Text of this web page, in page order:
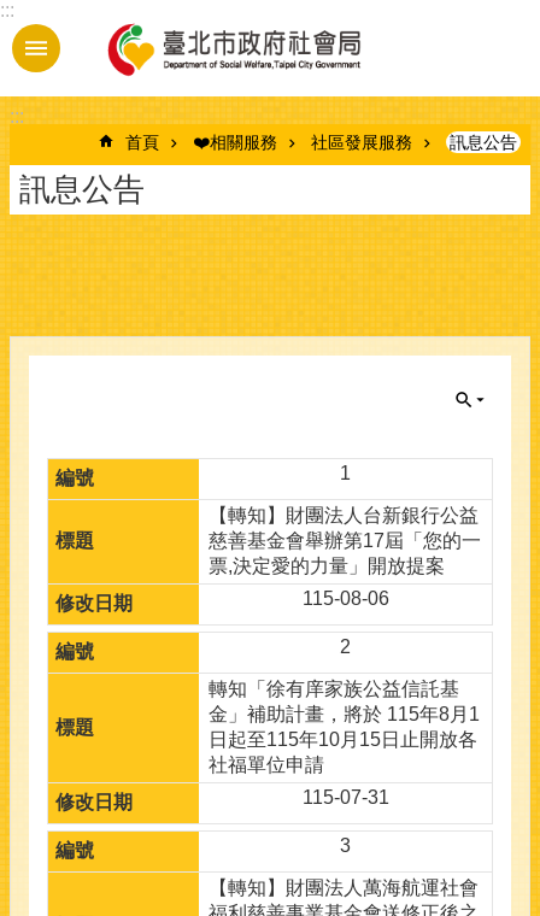
跳到主要內容區塊
:::
:::
首頁 ❤️相關服務 社區發展服務 訊息公告
訊息公告
1
【轉知】財團法人台新銀行公益
慈善基金會舉辦第17屆「您的一
票,決定愛的力量」開放提案
115-08-06
2
轉知「徐有庠家族公益信託基
金」補助計畫，將於 115年8月1
日起至115年10月15日止開放各
社福單位申請
115-07-31
3
【轉知】財團法人萬海航運社會